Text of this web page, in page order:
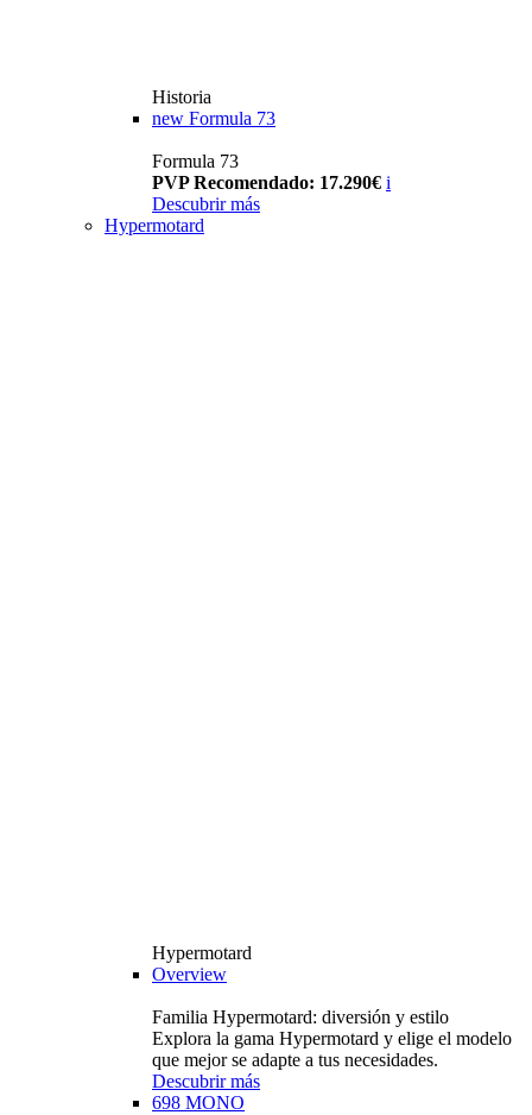
Historia
new Formula 73
Formula 73
PVP Recomendado: 17.290€ i
Descubrir más
Hypermotard
Hypermotard
Overview
Familia Hypermotard: diversión y estilo
Explora la gama Hypermotard y elige el modelo
que mejor se adapte a tus necesidades.
Descubrir más
698 MONO